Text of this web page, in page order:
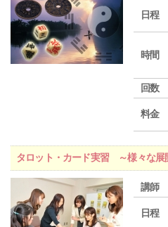
日程
時間
回数
料金
タロット・カード実習 ～様々な展
講師
日程